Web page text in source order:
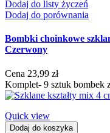
Dodaj do listy życzeń
Dodaj do porównania
Bombki choinkowe
Czerwony
Cena 23,99 zł
Komplet- 9 sztuk bombek
Quick view
Dodaj do koszyka